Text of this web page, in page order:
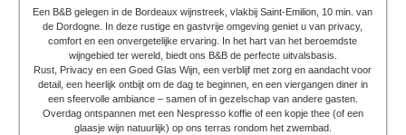
Een B&B gelegen in de Bordeaux wijnstreek, vlakbij Saint-Emilion, 10 min. van
de Dordogne. In deze rustige en gastvrije omgeving geniet u van privacy,
comfort en een onvergetelijke ervaring. In het hart van het beroemdste
wijngebied ter wereld, biedt ons B&B de perfecte uitvalsbasis.
Rust, Privacy en een Goed Glas Wijn, een verblijf met zorg en aandacht voor
detail, een heerlijk ontbijt om de dag te beginnen, en een viergangen diner in
een sfeervolle ambiance – samen of in gezelschap van andere gasten.
Overdag ontspannen met een Nespresso koffie of een kopje thee (of een
glaasje wijn natuurlijk) op ons terras rondom het zwembad.